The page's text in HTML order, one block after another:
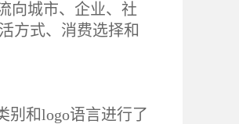
向城市、企业、社
方式、消费选择和
别和logo语言进行了